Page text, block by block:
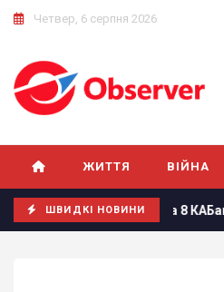
Четвер, 6 серпня 2026
ЖИТТЯ ВІЙНА
ШВИДКІ НОВИНИ
8 КАБами по Сумах: є поранені